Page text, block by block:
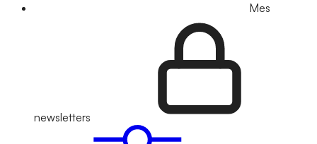
Mes
newsletters